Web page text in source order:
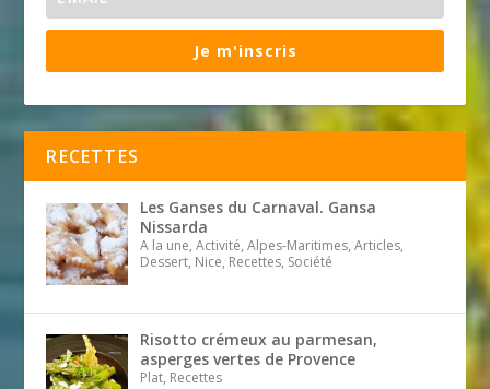
Je m'inscris
RECETTES
Les Ganses du Carnaval. Gansa
Nissarda
A la une, Activité, Alpes-Maritimes, Articles,
Dessert, Nice, Recettes, Société
Risotto crémeux au parmesan,
asperges vertes de Provence
Plat, Recettes